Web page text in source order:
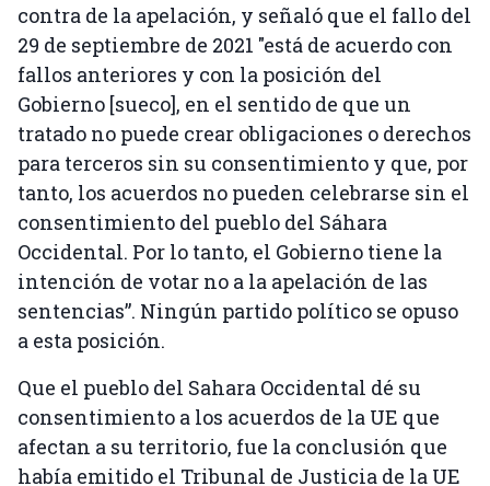
contra de la apelación, y señaló que el fallo del
29 de septiembre de 2021 "está de acuerdo con
fallos anteriores y con la posición del
Gobierno [sueco], en el sentido de que un
tratado no puede crear obligaciones o derechos
para terceros sin su consentimiento y que, por
tanto, los acuerdos no pueden celebrarse sin el
consentimiento del pueblo del Sáhara
Occidental. Por lo tanto, el Gobierno tiene la
intención de votar no a la apelación de las
sentencias”. Ningún partido político se opuso
a esta posición.
Que el pueblo del Sahara Occidental dé su
consentimiento a los acuerdos de la UE que
afectan a su territorio, fue la conclusión que
había emitido el Tribunal de Justicia de la UE